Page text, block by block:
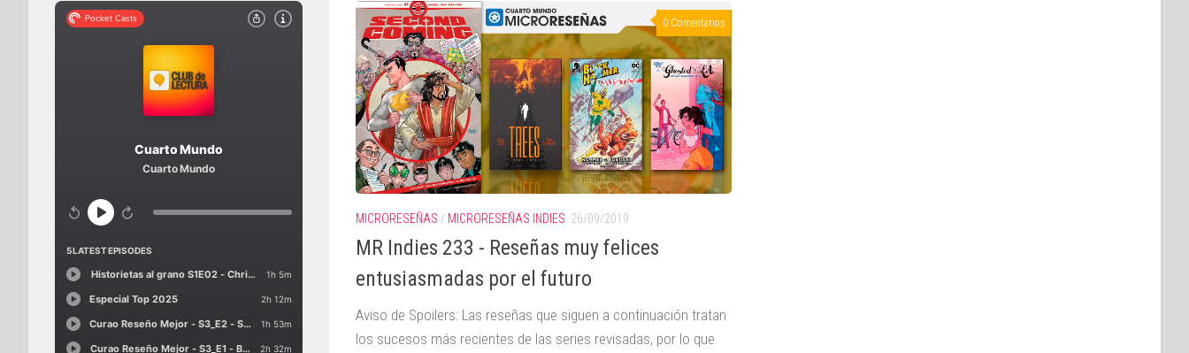
0 Comentarios
MICRORESEÑAS / MICRORESEÑAS INDIES 26/09/2019
MR Indies 233 - Reseñas muy felices
entusiasmadas por el futuro
Aviso de Spoilers: Las reseñas que siguen a continuación tratan
los sucesos más recientes de las series revisadas, por lo que